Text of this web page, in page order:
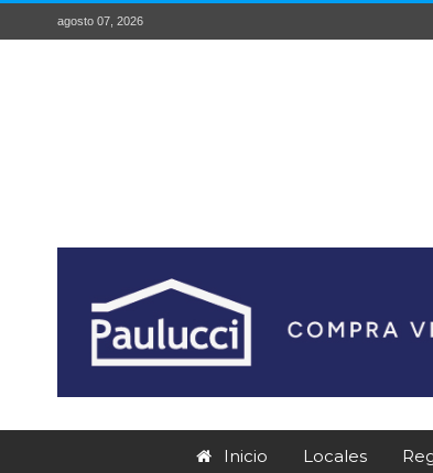
agosto 07, 2026
Inicio Locales